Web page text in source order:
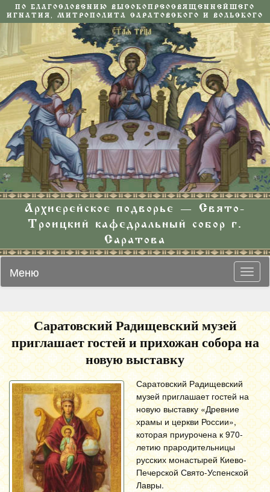
ПО БЛАГОСЛОВЕНИЮ ВЫСОКОПРЕОСВЯЩЕННЕЙШЕГО
ИГНАТИЯ, МИТРОПОЛИТА САРАТОВСКОГО И ВОЛЬСКОГО
Архиерейское подворье — Свято-
Троицкий кафедральный собор г.
Саратова
Меню
Саратовский Радищевский музей
приглашает гостей и прихожан собора на
новую выставку
Саратовский Радищевский
музей приглашает гостей на
новую выставку «Древние
храмы и церкви России»,
которая приурочена к 970-
летию прародительницы
русских монастырей Киево-
Печерской Свято-Успенской
Лавры.